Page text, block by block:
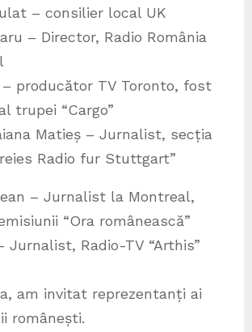
– consilier local UK
– Director, Radio România
– producător TV Toronto, fost
trupei “Cargo”
Matieș – Jurnalist, secția
Radio fur Stuttgart”
– Jurnalist la Montreal,
“Ora românească”
Jurnalist, Radio-TV “Arthis”
am invitat reprezentanți ai
românești.